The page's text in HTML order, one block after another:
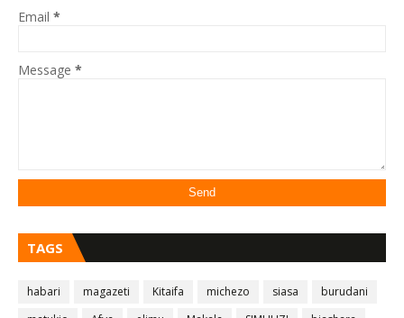
Email *
Message *
TAGS
habari magazeti Kitaifa michezo siasa
burudani